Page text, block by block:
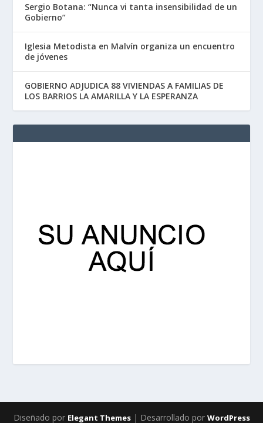
Sergio Botana: “Nunca vi tanta insensibilidad de un
Gobierno”
Iglesia Metodista en Malvín organiza un encuentro
de jóvenes
GOBIERNO ADJUDICA 88 VIVIENDAS A FAMILIAS DE
LOS BARRIOS LA AMARILLA Y LA ESPERANZA
Diseñado por Elegant Themes| Desarrollado por WordPress